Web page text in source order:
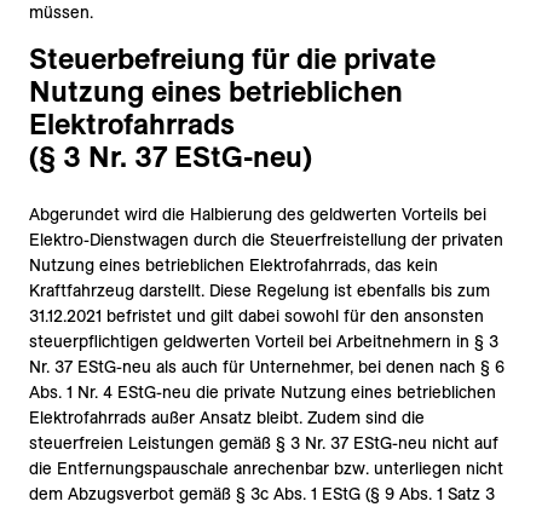
müssen.
Steuerbefreiung für die private
Nutzung eines betrieblichen
Elektrofahrrads
(§ 3 Nr. 37 EStG-neu)
Abgerundet wird die Halbierung des geldwerten Vorteils bei
Elektro-Dienstwagen durch die Steuerfreistellung der privaten
Nutzung eines betrieblichen Elektrofahrrads, das kein
Kraftfahrzeug darstellt. Diese Regelung ist ebenfalls bis zum
31.12.2021 befristet und gilt dabei sowohl für den ansonsten
steuerpflichtigen geldwerten Vorteil bei Arbeitnehmern in § 3
Nr. 37 EStG-neu als auch für Unternehmer, bei denen nach § 6
Abs. 1 Nr. 4 EStG-neu die private Nutzung eines betrieblichen
Elektrofahrrads außer Ansatz bleibt. Zudem sind die
steuerfreien Leistungen gemäß § 3 Nr. 37 EStG-neu nicht auf
die Entfernungspauschale anrechenbar bzw. unterliegen nicht
dem Abzugsverbot gemäß § 3c Abs. 1 EStG (§ 9 Abs. 1 Satz 3